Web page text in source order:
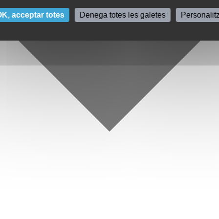
acceptar totes Denega totes les galetes